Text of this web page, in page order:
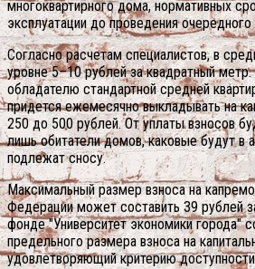
многоквартирного дома, нормативных
эксплуатации до проведения
Согласно расчетам специалистов, в
уровне 5–10 рублей за квадратный
обладателю стандартной средней
придется ежемесячно выкладывать на
250 до 500 рублей. От уплаты взносов
лишь обитатели домов, каковые будут в
подлежат сносу.
Максимальный размер взноса на
Федерации может составить 39 рублей
фонде "Университет экономики города"
предельного размера взноса на
удовлетворяющий критерию